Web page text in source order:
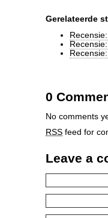
Gerelateerde
0
No comments
RSS feed for
Leave a